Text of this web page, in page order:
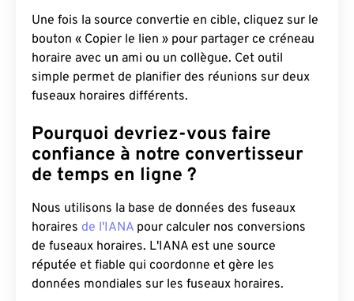
Une fois la source convertie en cible, cliquez sur le
bouton « Copier le lien » pour partager ce créneau
horaire avec un ami ou un collègue. Cet outil
simple permet de planifier des réunions sur deux
fuseaux horaires différents.
Pourquoi devriez-vous faire
confiance à notre convertisseur
de temps en ligne ?
Nous utilisons la base de données des fuseaux
horaires de l'IANA pour calculer nos conversions
de fuseaux horaires. L'IANA est une source
réputée et fiable qui coordonne et gère les
données mondiales sur les fuseaux horaires.